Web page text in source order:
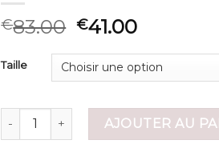
€83.00 €41.00
Taille
quantité de veste hiver homme
AJOUTER AU